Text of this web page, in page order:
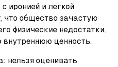
иронией и легкой
что общество зачастую
физические недостатки,
внутреннюю ценность.
нельзя оценивать